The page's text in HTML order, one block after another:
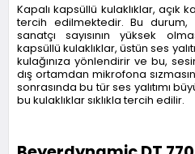
Kapalı kapsüllü kulaklıklar, açık
tercih edilmektedir. Bu durum,
sanatçı sayısının yüksek
kapsüllü kulaklıklar, üstün ses
kulağınıza yönlendirir ve bu,
dış ortamdan mikrofona
sonrasında bu tür ses yalıtımı
bu kulaklıklar sıklıkla tercih edilir.